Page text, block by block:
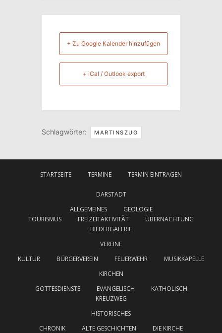
+ Zu Google Kalender hinzufügen
+ iCal / Outlook export
Schlagwörter: MARTINSZUG
STARTSEITE TERMINE TERMIN EINTRAGEN
DARSTADT
ALLGEMEINES
GEOLOGIE
TOURISMUS
FREIZEITAKTIVITÄT
ÜBERNACHTUNG
BILDERGALERIE
VEREINE
KULTUR
BÜRGERVEREIN FEUERWEHR
MUSIKKAPELLE
KIRCHEN
GOTTESDIENSTE
EVANGELISCH
KATHOLISCH
KREUZWEG
HISTORISCHES
CHRONIK
ALTE GESCHICHTEN DIE KIRCHE